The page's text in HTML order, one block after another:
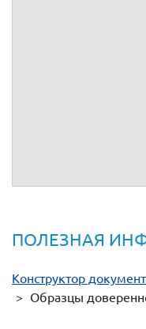
ПОЛЕЗНАЯ
Конструктор
> Образцы